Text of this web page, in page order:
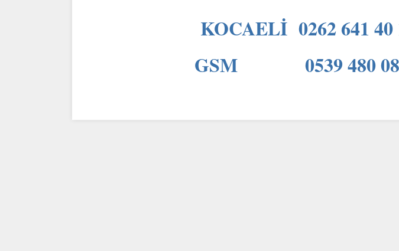
KOCAELİ 0262 641 40
GSM 0539 480 08